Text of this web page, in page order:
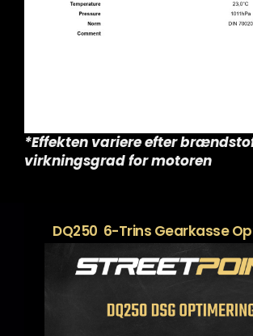
*Effekten variere efter
virkningsgrad for motoren
DQ250 6-Trins Gearkasse